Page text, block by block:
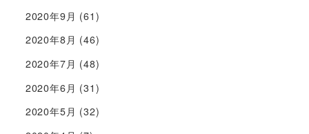
2020年9月 (61)
2020年8月 (46)
2020年7月 (48)
2020年6月 (31)
2020年5月 (32)